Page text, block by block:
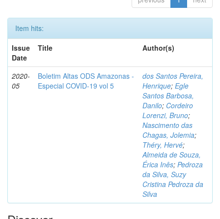
Item hits:
Issue
Date
Title Author(s)
2020-
05
Boletim Altas ODS Amazonas -
Especial COVID-19 vol 5
dos Santos Pereira,
Henrique; Egle
Santos Barbosa,
Danilo; Cordeiro
Lorenzi, Bruno;
Nascimento das
Chagas, Jolemia;
Théry, Hervé;
Almeida de Souza,
Érica Inês; Pedroza
da Silva, Suzy
Cristina Pedroza da
Silva